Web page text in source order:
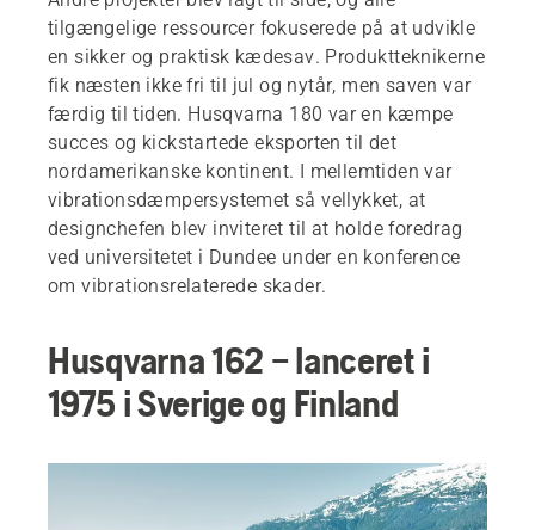
tilgængelige ressourcer fokuserede på at udvikle
en sikker og praktisk kædesav. Produktteknikerne
fik næsten ikke fri til jul og nytår, men saven var
færdig til tiden. Husqvarna 180 var en kæmpe
succes og kickstartede eksporten til det
nordamerikanske kontinent. I mellemtiden var
vibrationsdæmpersystemet så vellykket, at
designchefen blev inviteret til at holde foredrag
ved universitetet i Dundee under en konference
om vibrationsrelaterede skader.
Husqvarna 162 – lanceret i
1975 i Sverige og Finland